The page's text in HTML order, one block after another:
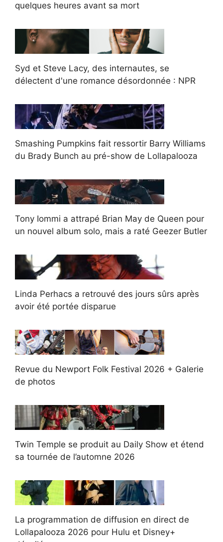
quelques heures avant sa mort
Syd et Steve Lacy, des internautes, se
délectent d'une romance désordonnée : NPR
Smashing Pumpkins fait ressortir Barry Williams
du Brady Bunch au pré-show de Lollapalooza
Tony Iommi a attrapé Brian May de Queen pour
un nouvel album solo, mais a raté Geezer Butler
Linda Perhacs a retrouvé des jours sûrs après
avoir été portée disparue
Revue du Newport Folk Festival 2026 + Galerie
de photos
Twin Temple se produit au Daily Show et étend
sa tournée de l’automne 2026
La programmation de diffusion en direct de
Lollapalooza 2026 pour Hulu et Disney+